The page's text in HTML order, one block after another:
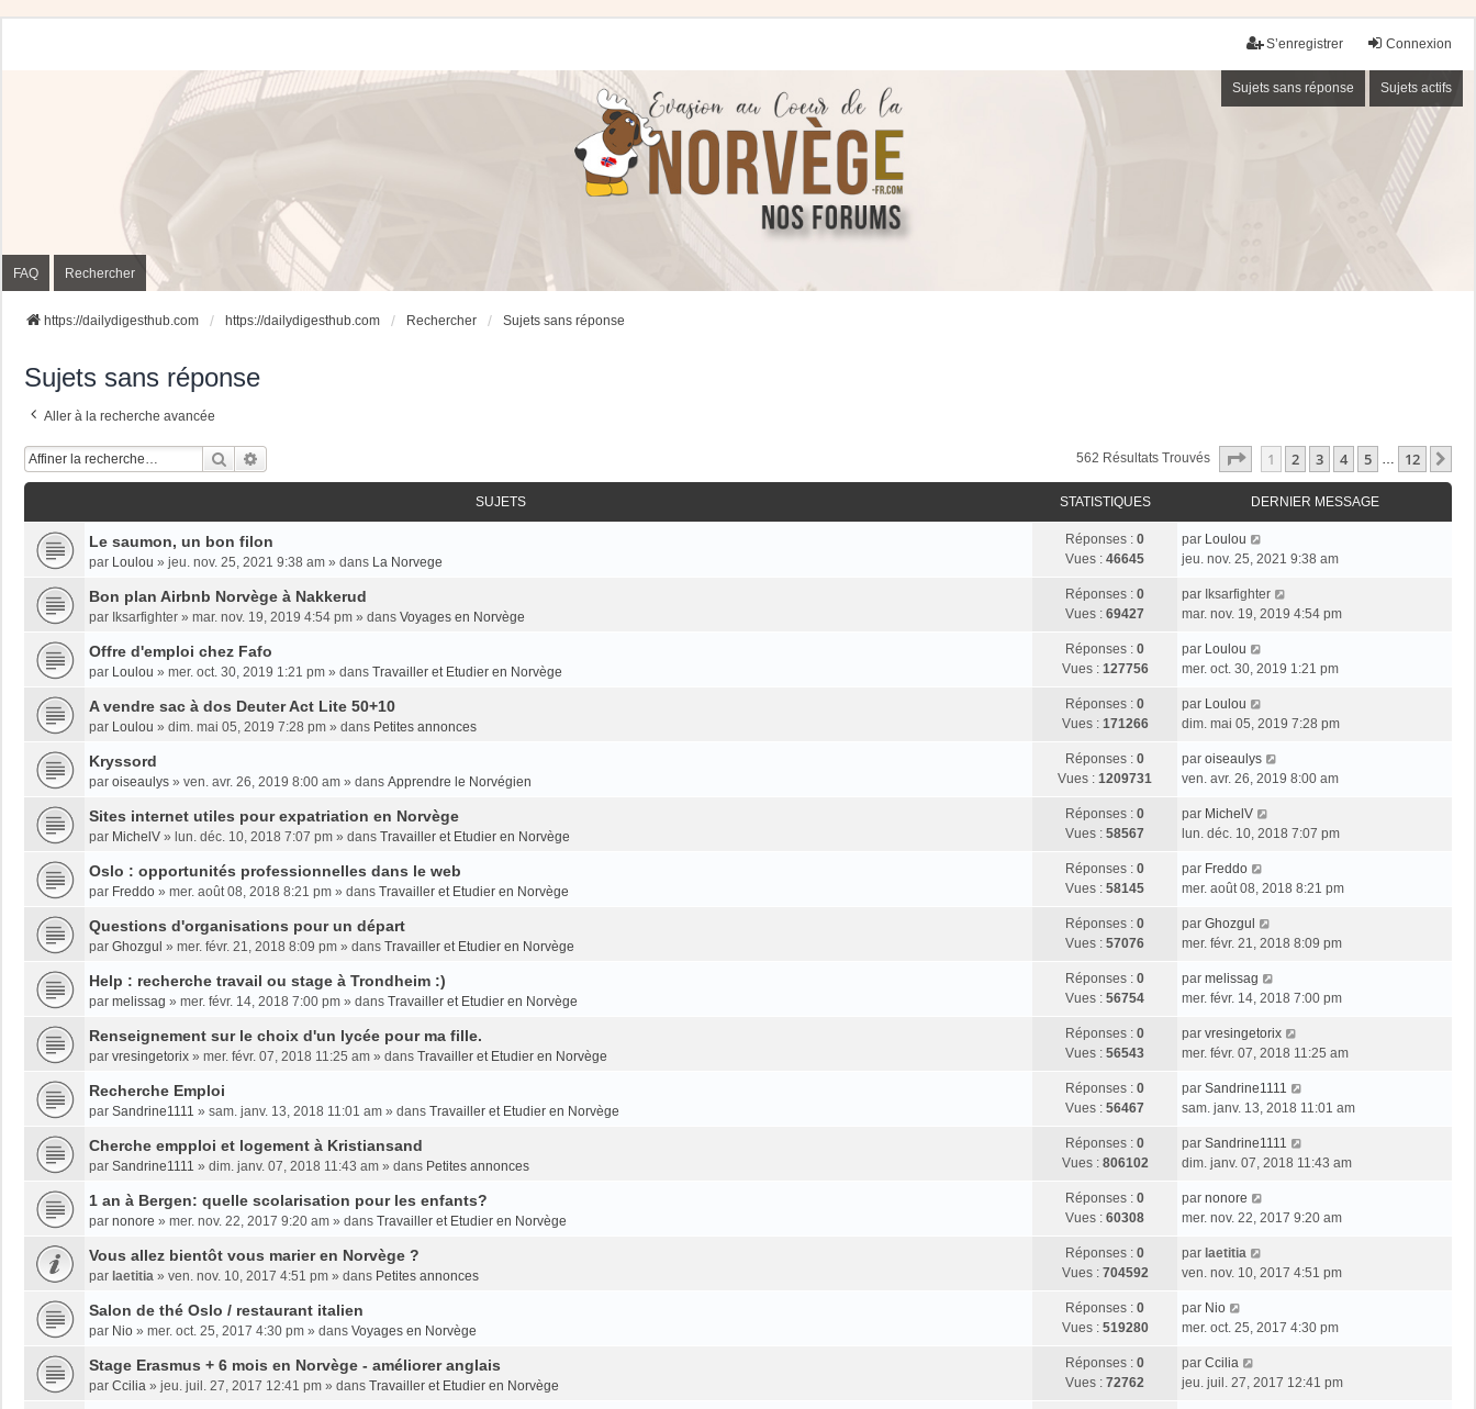
Connexion
S’enregistrer
Sujets sans réponse Sujets actifs
FAQ Rechercher
https://dailydigesthub.com https://dailydigesthub.com Rechercher Sujets sans réponse
Sujets sans réponse
Aller à la recherche avancée
Rechercher 562 Résultats Trouvés Page Sur12
1 2 3 4 5 … 12
SUJETS STATISTIQUES DERNIER MESSAGE
Le saumon, un bon filon
par Loulou » jeu. nov. 25, 2021 9:38 am » dans La Norvege
Réponses : 0
Vues : 46645
par Loulou
jeu. nov. 25, 2021 9:38 am
Bon plan Airbnb Norvège à Nakkerud
par Iksarfighter » mar. nov. 19, 2019 4:54 pm » dans Voyages en Norvège
Réponses : 0
Vues : 69427
par Iksarfighter
mar. nov. 19, 2019 4:54 pm
Offre d'emploi chez Fafo
par Loulou » mer. oct. 30, 2019 1:21 pm » dans Travailler et Etudier en Norvège
Réponses : 0
Vues : 127756
par Loulou
mer. oct. 30, 2019 1:21 pm
A vendre sac à dos Deuter Act Lite 50+10
par Loulou » dim. mai 05, 2019 7:28 pm » dans Petites annonces
Réponses : 0
Vues : 171266
par Loulou
dim. mai 05, 2019 7:28 pm
Kryssord
par oiseaulys » ven. avr. 26, 2019 8:00 am » dans Apprendre le Norvégien
Réponses : 0
Vues : 1209731
par oiseaulys
ven. avr. 26, 2019 8:00 am
Sites internet utiles pour expatriation en Norvège
par MichelV » lun. déc. 10, 2018 7:07 pm » dans Travailler et Etudier en Norvège
Réponses : 0
Vues : 58567
par MichelV
lun. déc. 10, 2018 7:07 pm
Oslo : opportunités professionnelles dans le web
par Freddo » mer. août 08, 2018 8:21 pm » dans Travailler et Etudier en Norvège
Réponses : 0
Vues : 58145
par Freddo
mer. août 08, 2018 8:21 pm
Questions d'organisations pour un départ
par Ghozgul » mer. févr. 21, 2018 8:09 pm » dans Travailler et Etudier en Norvège
Réponses : 0
Vues : 57076
par Ghozgul
mer. févr. 21, 2018 8:09 pm
Help : recherche travail ou stage à Trondheim :)
par melissag » mer. févr. 14, 2018 7:00 pm » dans Travailler et Etudier en Norvège
Réponses : 0
Vues : 56754
par melissag
mer. févr. 14, 2018 7:00 pm
Renseignement sur le choix d'un lycée pour ma fille.
par vresingetorix » mer. févr. 07, 2018 11:25 am » dans Travailler et Etudier en Norvège
Réponses : 0
Vues : 56543
par vresingetorix
mer. févr. 07, 2018 11:25 am
Recherche Emploi
par Sandrine1111 » sam. janv. 13, 2018 11:01 am » dans Travailler et Etudier en Norvège
Réponses : 0
Vues : 56467
par Sandrine1111
sam. janv. 13, 2018 11:01 am
Cherche empploi et logement à Kristiansand
par Sandrine1111 » dim. janv. 07, 2018 11:43 am » dans Petites annonces
Réponses : 0
Vues : 806102
par Sandrine1111
dim. janv. 07, 2018 11:43 am
1 an à Bergen: quelle scolarisation pour les enfants?
par nonore » mer. nov. 22, 2017 9:20 am » dans Travailler et Etudier en Norvège
Réponses : 0
Vues : 60308
par nonore
mer. nov. 22, 2017 9:20 am
Vous allez bientôt vous marier en Norvège ?
par laetitia » ven. nov. 10, 2017 4:51 pm » dans Petites annonces
Réponses : 0
Vues : 704592
par laetitia
ven. nov. 10, 2017 4:51 pm
Salon de thé Oslo / restaurant italien
par Nio » mer. oct. 25, 2017 4:30 pm » dans Voyages en Norvège
Réponses : 0
Vues : 519280
par Nio
mer. oct. 25, 2017 4:30 pm
Stage Erasmus + 6 mois en Norvège - améliorer anglais
par Ccilia » jeu. juil. 27, 2017 12:41 pm » dans Travailler et Etudier en Norvège
Réponses : 0
Vues : 72762
par Ccilia
jeu. juil. 27, 2017 12:41 pm